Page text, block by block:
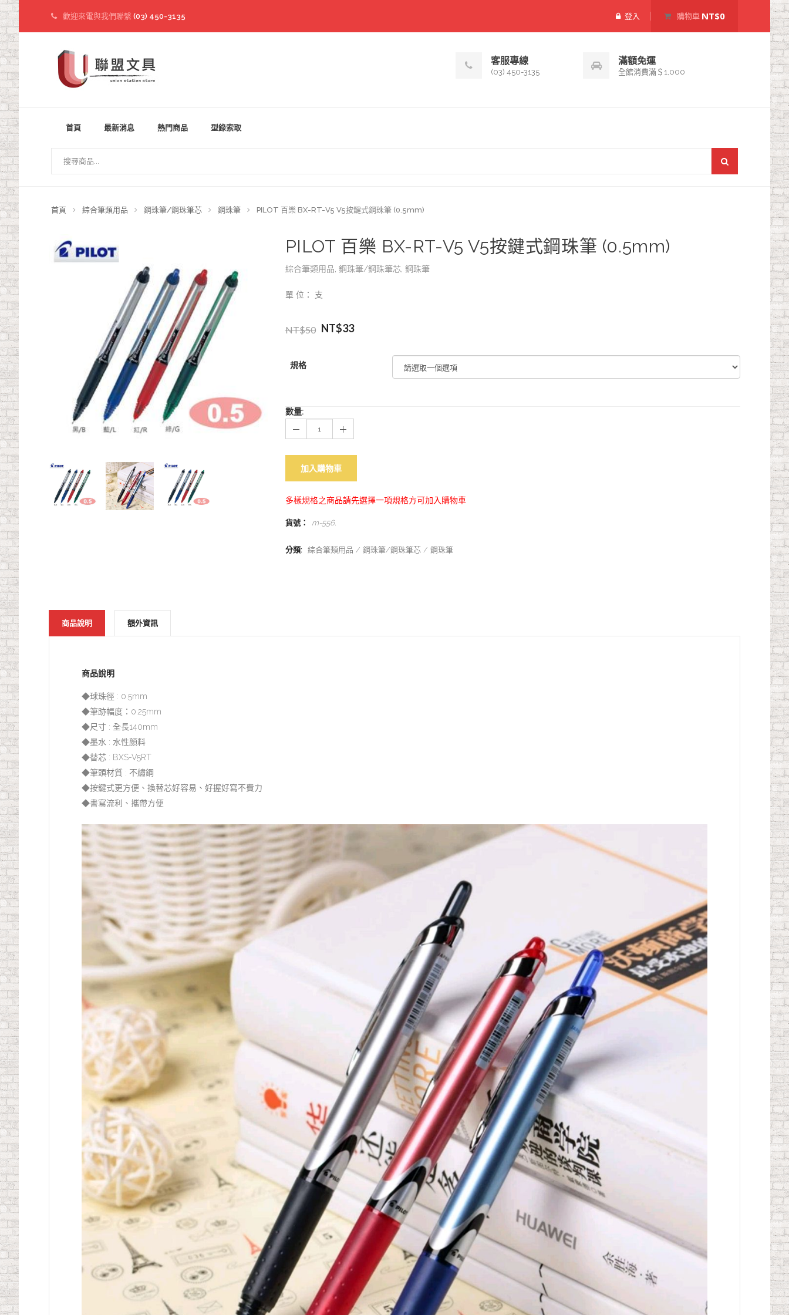
歡迎來電與我們聯繫 (03) 450-3135 登入 購物車 NT$0
客服專線
(03) 450-3135
滿額免運
全館消費滿＄1,000
首頁 最新消息 熱門商品 型錄索取
首頁 綜合筆類用品 鋼珠筆/鋼珠筆芯 鋼珠筆 PILOT 百樂 BX-RT-V5 V5按鍵式鋼珠筆 (0.5mm)
PILOT 百樂 BX-RT-V5 V5按鍵式鋼珠筆 (0.5mm)
綜合筆類用品 鋼珠筆/鋼珠筆芯, 鋼珠筆
單 位： 支
NT$50 NT$33
規格
數量:
加入購物車
多樣規格之商品請先選擇一項規格方可加入購物車
貨號： m-556.
分類: 綜合筆類用品 鋼珠筆/鋼珠筆芯 鋼珠筆
商品說明 額外資訊
商品說明
◆球珠徑 : 0.5mm
◆筆跡幅度：0.25mm
◆尺寸 : 全長140mm
◆墨水 : 水性顏料
◆替芯 : BXS-V5RT
◆筆頭材質 : 不繡鋼
◆按鍵式更方便、換替芯好容易、好握好寫不費力
◆書寫流利、攜帶方便